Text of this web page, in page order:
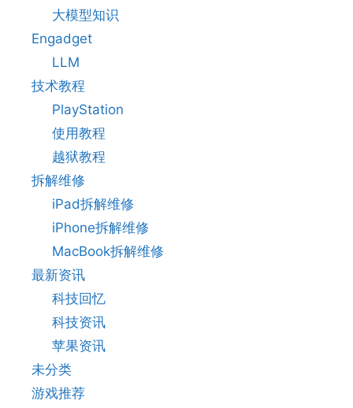
大模型知识
Engadget
LLM
技术教程
PlayStation
使用教程
越狱教程
拆解维修
iPad拆解维修
iPhone拆解维修
MacBook拆解维修
最新资讯
科技回忆
科技资讯
苹果资讯
未分类
游戏推荐